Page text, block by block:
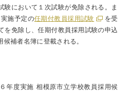
験において１次試験が免除される。ま
施予定の任期付教員採用試験
を受
を免除し、任期付教員採用試験の申込
補者名簿に登載される。
年度実施 相模原市立学校教員採用候